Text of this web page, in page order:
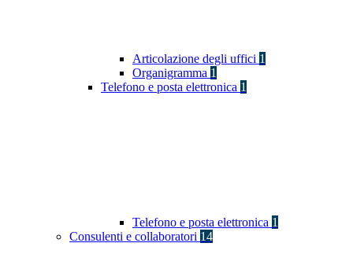
Articolazione degli uffici 1
Organigramma 1
Telefono e posta elettronica 1
Telefono e posta elettronica 1
Consulenti e collaboratori 14